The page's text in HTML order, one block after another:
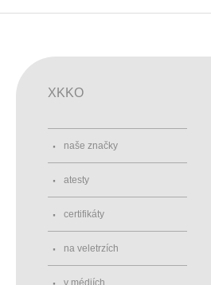
XKKO
naše značky
atesty
certifikáty
na veletrzích
v médiích